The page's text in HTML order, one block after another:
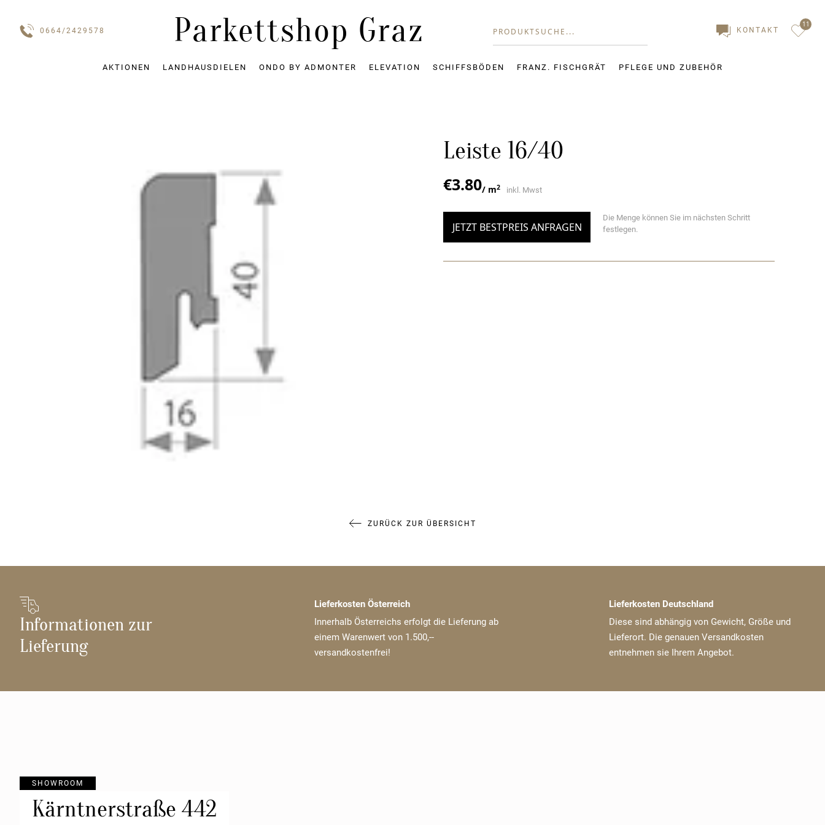
0664/2429578 Parkettshop Graz KONTAKT
11
AKTIONEN LANDHAUSDIELEN ONDO BY ADMONTER ELEVATION SCHIFFSBÖDEN FRANZ. FISCHGRÄT PFLEGE UND ZUBEHÖR
Leiste 16/40
€3.80/ m2 inkl. Mwst
JETZT BESTPREIS ANFRAGEN
Die Menge können Sie im nächsten Schritt
festlegen.
ZURÜCK ZUR ÜBERSICHT
Informationen zur
Lieferung
Lieferkosten Österreich
Innerhalb Österreichs erfolgt die Lieferung ab
einem Warenwert von 1.500,--
versandkostenfrei!
Lieferkosten Deutschland
Diese sind abhängig von Gewicht, Größe und
Lieferort. Die genauen Versandkosten
entnehmen sie Ihrem Angebot.
SHOWROOM
Kärntnerstraße 442